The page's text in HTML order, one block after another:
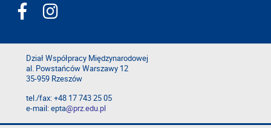
Dział Współpracy Międzynarodowej
al. Powstańców Warszawy 12
35-959 Rzeszów
tel./fax: +48 17 743 25 05
e-mail: epta@prz.edu.pl